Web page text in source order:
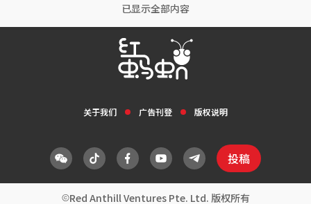
已显示全部内容
关于我们 广告刊登 版权说明
投稿
Red Anthill Ventures Pte. Ltd. 版权所有